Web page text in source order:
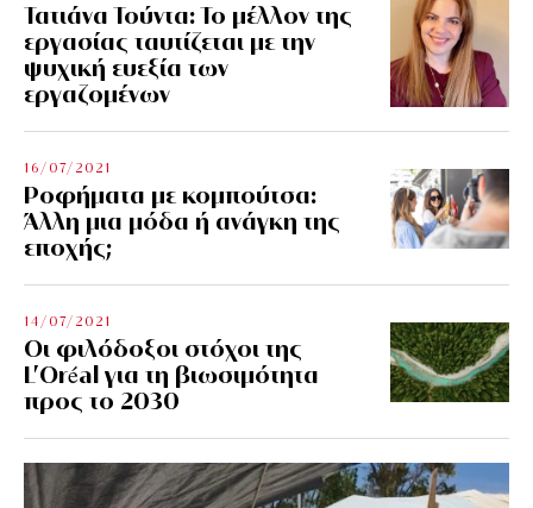
Τατιάνα Τούντα: Το μέλλον της
εργασίας ταυτίζεται με την
ψυχική ευεξία των
εργαζομένων
16/07/2021
Ροφήματα με κομπούτσα:
Άλλη μια μόδα ή ανάγκη της
εποχής;
14/07/2021
Οι φιλόδοξοι στόχοι της
L’Oréal για τη βιωσιμότητα
προς το 2030